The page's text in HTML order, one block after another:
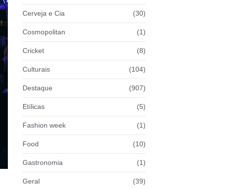
Cerveja e Cia (30)
Cosmopolitan (1)
Cricket (8)
Culturais (104)
Destaque (907)
Etílicas (5)
Fashion week (1)
Food (10)
Gastronomia (1)
Geral (39)